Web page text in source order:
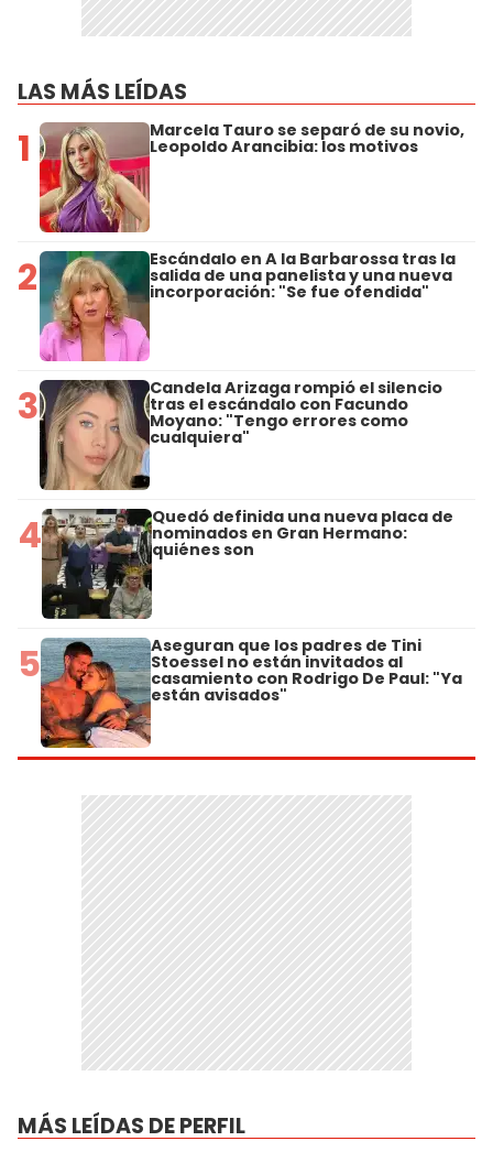
LAS MÁS LEÍDAS
1 Marcela Tauro se separó de su novio,
Leopoldo Arancibia: los motivos
2 Escándalo en A la Barbarossa tras la
salida de una panelista y una nueva
incorporación: "Se fue ofendida"
3 Candela Arizaga rompió el silencio
tras el escándalo con Facundo
Moyano: "Tengo errores como
cualquiera"
4 Quedó definida una nueva placa de
nominados en Gran Hermano:
quiénes son
5 Aseguran que los padres de Tini
Stoessel no están invitados al
casamiento con Rodrigo De Paul: "Ya
están avisados"
MÁS LEÍDAS DE PERFIL